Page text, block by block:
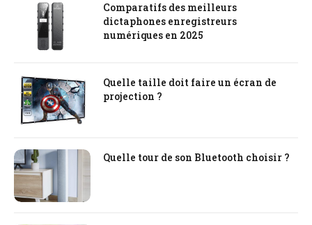
Comparatifs des meilleurs
dictaphones enregistreurs
numériques en 2025
Quelle taille doit faire un écran de
projection ?
Quelle tour de son Bluetooth choisir ?